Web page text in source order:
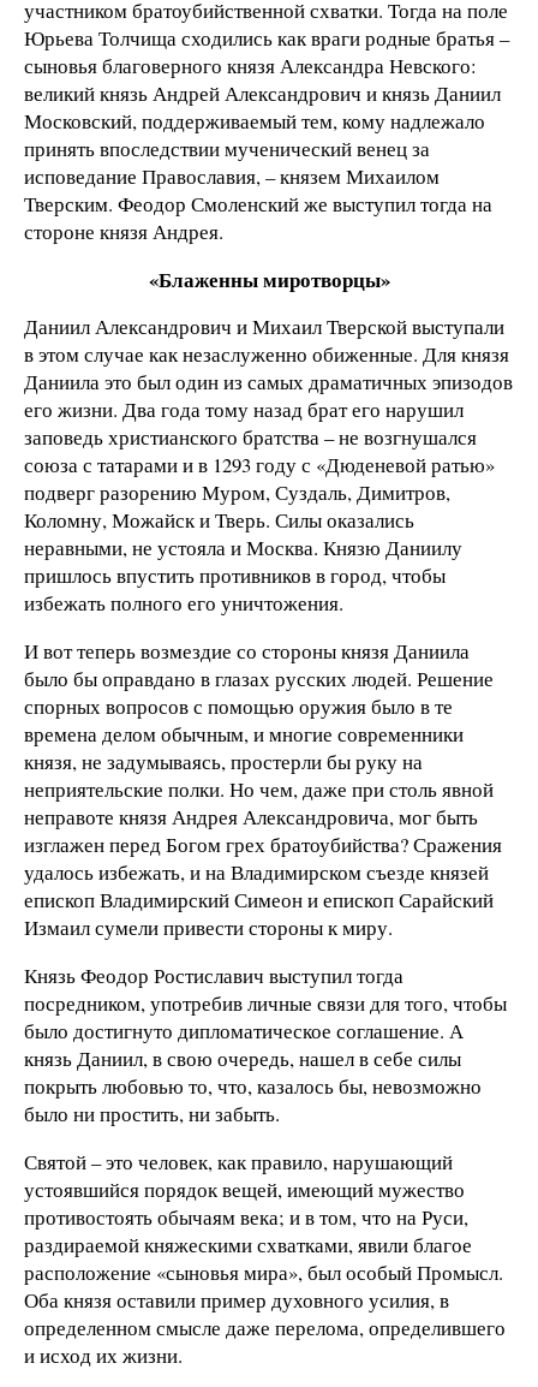
участником братоубийственной схватки. Тогда на поле
Юрьева Толчища сходились как враги родные братья –
сыновья благоверного князя Александра Невского:
великий князь Андрей Александрович и князь Даниил
Московский, поддерживаемый тем, кому надлежало
принять впоследствии мученический венец за
исповедание Православия, – князем Михаилом
Тверским. Феодор Смоленский же выступил тогда на
стороне князя Андрея.
«Блаженны миротворцы»
Даниил Александрович и Михаил Тверской выступали
в этом случае как незаслуженно обиженные. Для князя
Даниила это был один из самых драматичных эпизодов
его жизни. Два года тому назад брат его нарушил
заповедь христианского братства – не возгнушался
союза с татарами и в 1293 году с «Дюденевой ратью»
подверг разорению Муром, Суздаль, Димитров,
Коломну, Можайск и Тверь. Силы оказались
неравными, не устояла и Москва. Князю Даниилу
пришлось впустить противников в город, чтобы
избежать полного его уничтожения.
И вот теперь возмездие со стороны князя Даниила
было бы оправдано в глазах русских людей. Решение
спорных вопросов с помощью оружия было в те
времена делом обычным, и многие современники
князя, не задумываясь, простерли бы руку на
неприятельские полки. Но чем, даже при столь явной
неправоте князя Андрея Александровича, мог быть
изглажен перед Богом грех братоубийства? Сражения
удалось избежать, и на Владимирском съезде князей
епископ Владимирский Симеон и епископ Сарайский
Измаил сумели привести стороны к миру.
Князь Феодор Ростиславич выступил тогда
посредником, употребив личные связи для того, чтобы
было достигнуто дипломатическое соглашение. А
князь Даниил, в свою очередь, нашел в себе силы
покрыть любовью то, что, казалось бы, невозможно
было ни простить, ни забыть.
Святой – это человек, как правило, нарушающий
устоявшийся порядок вещей, имеющий мужество
противостоять обычаям века; и в том, что на Руси,
раздираемой княжескими схватками, явили благое
расположение «сыновья мира», был особый Промысл.
Оба князя оставили пример духовного усилия, в
определенном смысле даже перелома, определившего
и исход их жизни.